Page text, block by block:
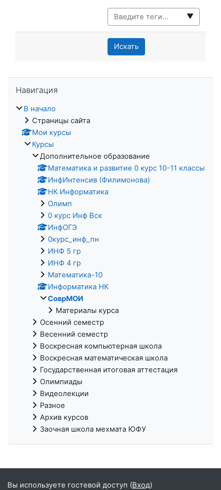
▼
Искать
Навигация
В начало
Страницы сайта
Мои курсы
Курсы
Дополнительное образование
Математика и развитие 0 курс 10-11 классы
ИнфИнтенсив (Филимонова)
НК Информатика
Олимп
0 курс Инф Вск
ИнфОГЭ
0курс_инф_пн
ИНФ 5 гр
ИНФ 4 гр
Математика-10
Информатика НК
СоврМОИ
Материалы курса
Осенний семестр
Весенний семестр
Воскресная компьютерная школа
Воскресная математическая школа
Государственная итоговая аттестация
Олимпиады
Видеолекции
Разное
Архив курсов
Заочная школа мехмата ЮФУ
Вы используете гостевой доступ (Вход)